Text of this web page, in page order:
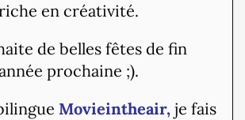
en créativité.
de belles fêtes de fin
prochaine ;).
Movieintheair, je fais